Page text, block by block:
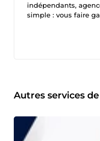
indépendants,
simple : vous faire
activité. 🚀 Mes
Excel, Google
d'informations ✅
rapidement afin de
Autres services